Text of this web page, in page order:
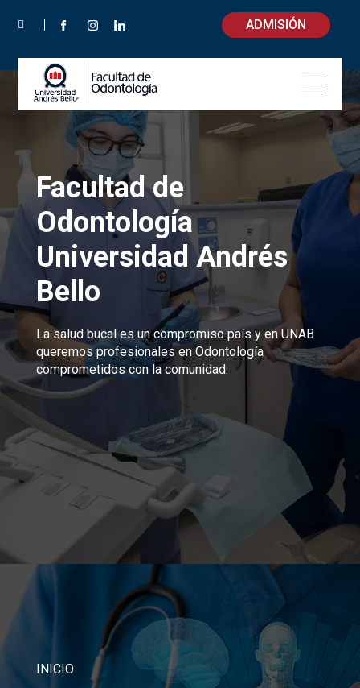
ADMISIÓN
INICIO
Facultad de
Odontología
Universidad Andrés
Bello
La salud bucal es un compromiso país y en UNAB
queremos profesionales en Odontología
comprometidos con la comunidad.
INICIO